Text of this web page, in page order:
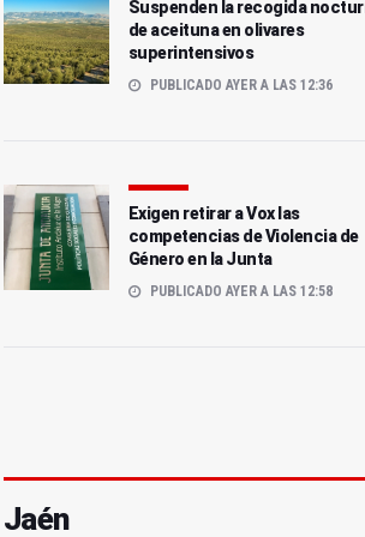
Suspenden la recogida
de aceituna en olivares
superintensivos
PUBLICADO AYER A LAS 12:36
Exigen retirar a Vox las
competencias de Violencia de
Género en la Junta
PUBLICADO AYER A LAS 12:58
Jaén